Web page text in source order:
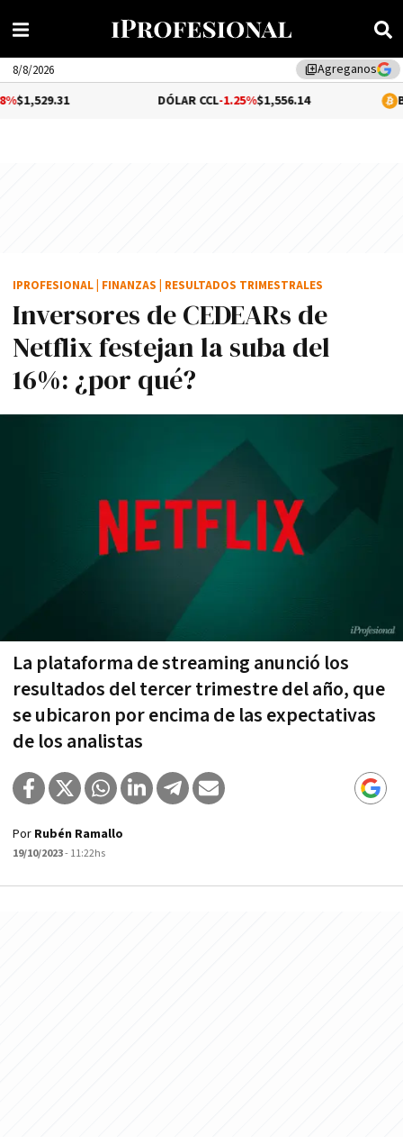
library_addAgreganos
8/8/2026
DÓLAR CCL-1.25% $1,556.14 BITCOIN
Inversores de CEDEARs de
Netflix festejan la suba del
16%: ¿por qué?
La plataforma de streaming anunció los
resultados del tercer trimestre del año, que
se ubicaron por encima de las expectativas
de los analistas
IPROFESIONAL FINANZAS RESULTADOS TRIMESTRALES
Por Rubén Ramallo
19/10/2023- 11:22hs